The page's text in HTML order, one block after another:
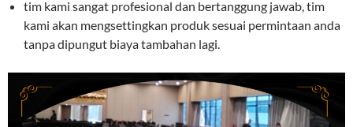
tim kami sangat profesional dan bertanggung jawab, tim
kami akan mengsettingkan produk sesuai permintaan anda
tanpa dipungut biaya tambahan lagi.